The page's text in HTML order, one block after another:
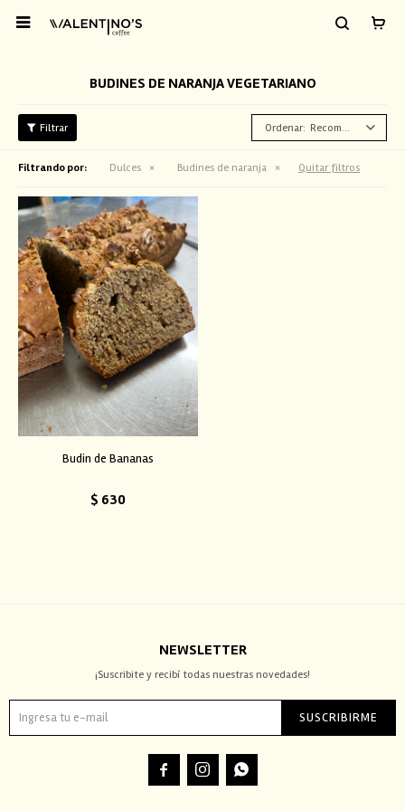

BUDINES DE NARANJA VEGETARIANO
Recomendados
Filtrando por: Dulces Budines de naranja Quitar filtros
Budin de Bananas
$ 630
NEWSLETTER
¡Suscribite y recibí todas nuestras novedades!
SUSCRIBIRME
  